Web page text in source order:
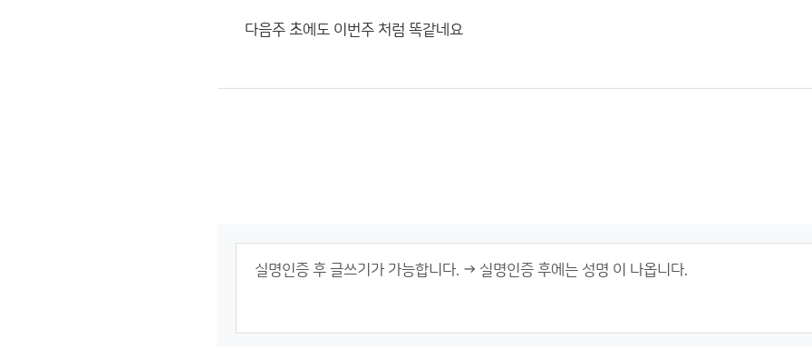
다음주 초에도 이번주 처럼 똑같네요